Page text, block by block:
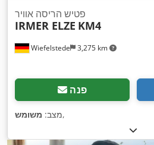
Wiefelstede 3,275 km
פטיש הריסה אוויר
IRMER ELZE KM4
פנה
מצב: משומש ,